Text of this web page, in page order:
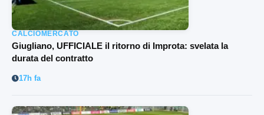
CALCIOMERCATO
Giugliano, UFFICIALE il ritorno di Improta: svelata la
durata del contratto
17h fa